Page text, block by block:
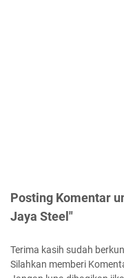
Posting Komentar
Jaya Steel"
Terima kasih sudah
Silahkan memberi